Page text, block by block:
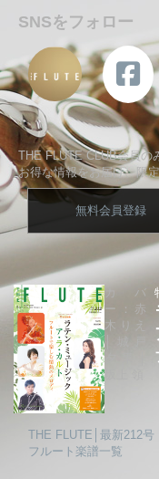
SNSをフォロー
THE FLUTE CLUB会員の
お得な情報をお届け、限
無料会員登録
カバ
ー：赤
木りえ
THE FLUTE│最新212号
フルート楽譜一覧